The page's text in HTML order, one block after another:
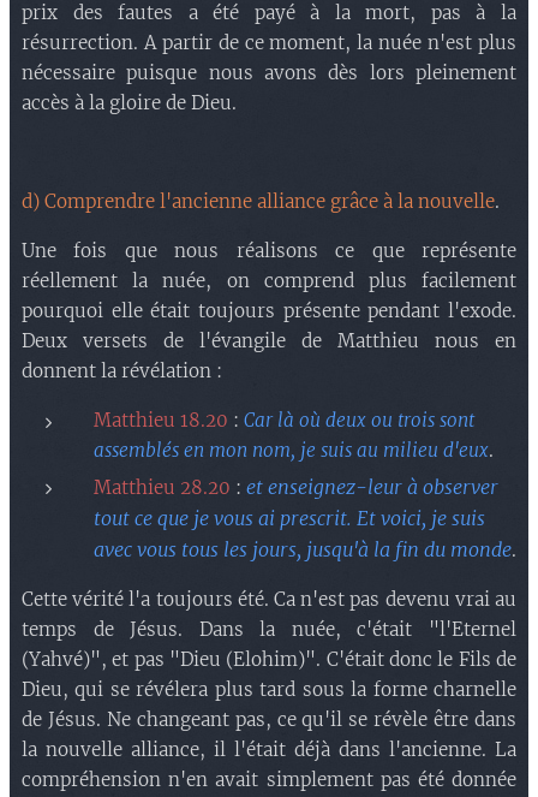
prix des fautes a été payé à la mort, pas à la
résurrection. A partir de ce moment, la nuée n'est plus
nécessaire puisque nous avons dès lors pleinement
accès à la gloire de Dieu.
d) Comprendre l'ancienne alliance grâce à la nouvelle.
Une fois que nous réalisons ce que représente
réellement la nuée, on comprend plus facilement
pourquoi elle était toujours présente pendant l'exode.
Deux versets de l'évangile de Matthieu nous en
donnent la révélation :
Matthieu 18.20 : Car là où deux ou trois sont
assemblés en mon nom, je suis au milieu d'eux.
Matthieu 28.20 : et enseignez-leur à observer
tout ce que je vous ai prescrit. Et voici, je suis
avec vous tous les jours, jusqu'à la fin du monde.
Cette vérité l'a toujours été. Ca n'est pas devenu vrai au
temps de Jésus. Dans la nuée, c'était "l'Eternel
(Yahvé)", et pas "Dieu (Elohim)". C'était donc le Fils de
Dieu, qui se révélera plus tard sous la forme charnelle
de Jésus. Ne changeant pas, ce qu'il se révèle être dans
la nouvelle alliance, il l'était déjà dans l'ancienne. La
compréhension n'en avait simplement pas été donnée